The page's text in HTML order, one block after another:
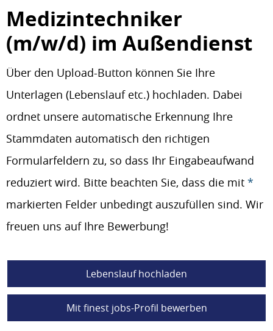
Medizintechniker
(m/w/d) im Außendienst
Über den Upload-Button können Sie Ihre
Unterlagen (Lebenslauf etc.) hochladen. Dabei
ordnet unsere automatische Erkennung Ihre
Stammdaten automatisch den richtigen
Formularfeldern zu, so dass Ihr Eingabeaufwand
reduziert wird. Bitte beachten Sie, dass die mit *
markierten Felder unbedingt auszufüllen sind. Wir
freuen uns auf Ihre Bewerbung!
Lebenslauf hochladen
Mit finest jobs-Profil bewerben